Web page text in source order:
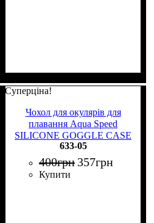
Суперціна!
Чохол для окулярів для
плавання Aqua Speed
SILICONE GOGGLE CASE
білий 633-05
633-05
400грн 357грн
Купити